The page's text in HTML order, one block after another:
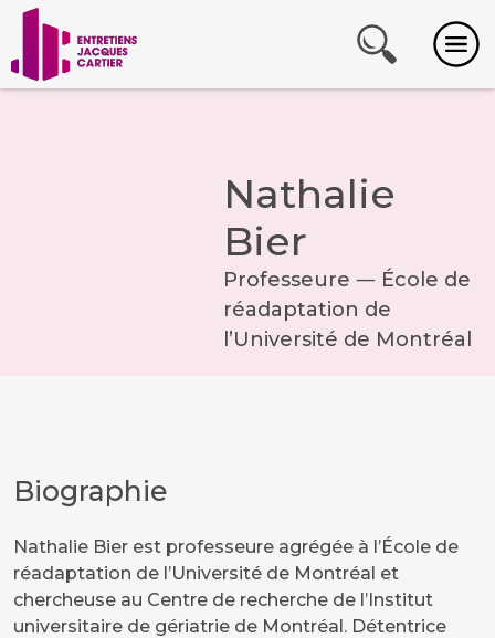
Nathalie
Bier
Professeure ― École de
réadaptation de
l’Université de Montréal
Biographie
Nathalie Bier est professeure agrégée à l’École de
réadaptation de l’Université de Montréal et
chercheuse au Centre de recherche de l’Institut
universitaire de gériatrie de Montréal. Détentrice